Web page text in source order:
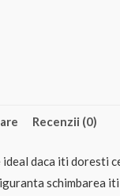
Recenzii (0)
daca iti doresti
schimbarea